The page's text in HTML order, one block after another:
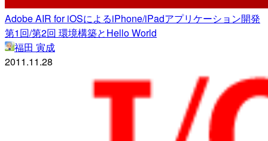
Adobe AIR for iOSによるiPhone/iPadアプリケーション開発
第1回/第2回 環境構築とHello World
福田 寅成
2011.11.28